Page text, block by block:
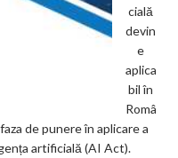
cială
devin
e
aplica
bil în
Româ
de punere în aplicare a
artificială (AI Act).